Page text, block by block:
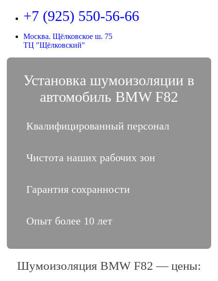
+7 (925) 550-56-66
Москва. Щёлковское ш. 75
ТЦ "Щёлковский"
Установка шумоизоляции в
автомобиль BMW F82
Квалифицированный персонал
Чистота наших рабочих зон
Гарантия сохранности
Опыт более 10 лет
Шумоизоляция BMW F82 — цены: